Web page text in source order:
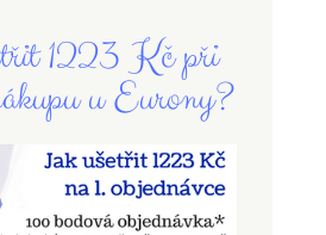
1223 Kč při
u Eurony?